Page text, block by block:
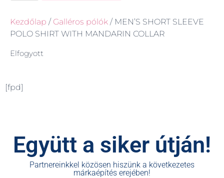
Kezdőlap / Galléros pólók / MEN’S SHORT SLEEVE
POLO SHIRT WITH MANDARIN COLLAR
Elfogyott
[fpd]
Együtt a siker útján!
Partnereinkkel közösen hiszünk a következetes
márkaépítés erejében!